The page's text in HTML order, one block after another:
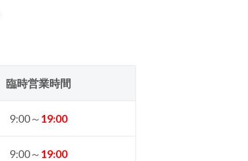
臨時営業時間
9:00～ 19:00
9:00～ 19:00